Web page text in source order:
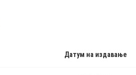
Датум на издавање